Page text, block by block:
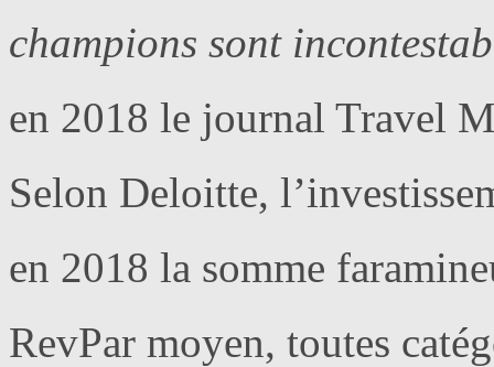
champions sont
en 2018 le journal Travel
Selon Deloitte,
en 2018 la somme
RevPar moyen, toutes